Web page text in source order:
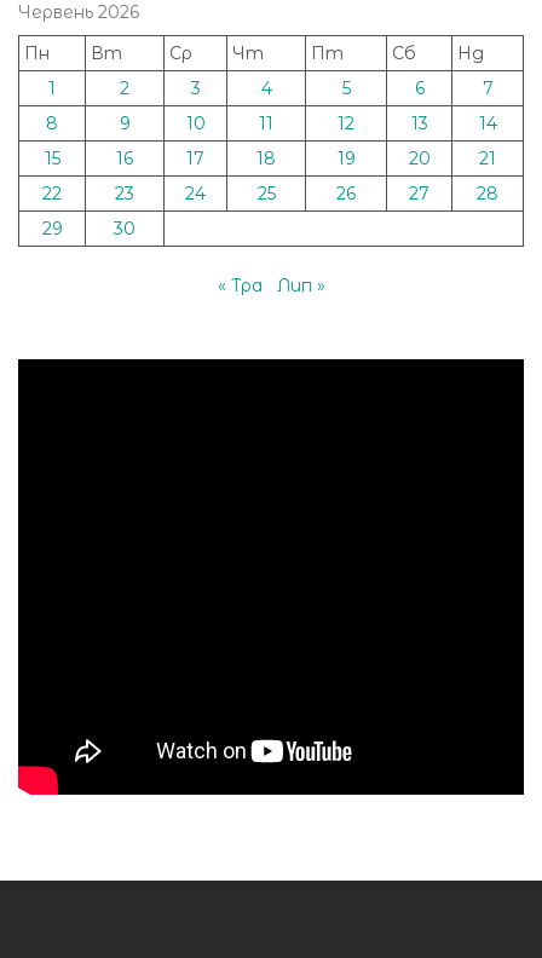
Червень 2026
Пн
Вт Ср Чт Пт Сб
Нд
1
2 3 4 5 6
7
8
9 10 11 12 13
14
15
16 17 18 19 20
21
22
23 24 25 26 27
28
29
30
« Тра Лип »